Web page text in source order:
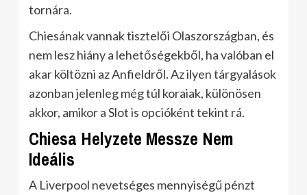
tornára.
Chiesának vannak tisztelői Olaszországban, és
nem lesz hiány a lehetőségekből, ha valóban el
akar költözni az Anfieldről. Az ilyen tárgyalások
azonban jelenleg még túl koraiak, különösen
akkor, amikor a Slot is opcióként tekint rá.
Chiesa Helyzete Messze Nem
Ideális
A Liverpool nevetséges mennyiségű pénzt